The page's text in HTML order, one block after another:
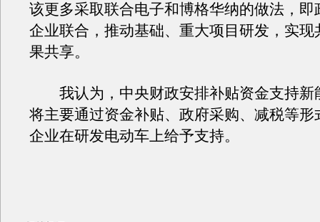
该更多采取联合电子和博格华纳的做法，即
企业联合，推动基础、重大项目研发，实现
果共享。
我认为，中央财政安排补贴资金支持新
将主要通过资金补贴、政府采购、减税等形
企业在研发电动车上给予支持。